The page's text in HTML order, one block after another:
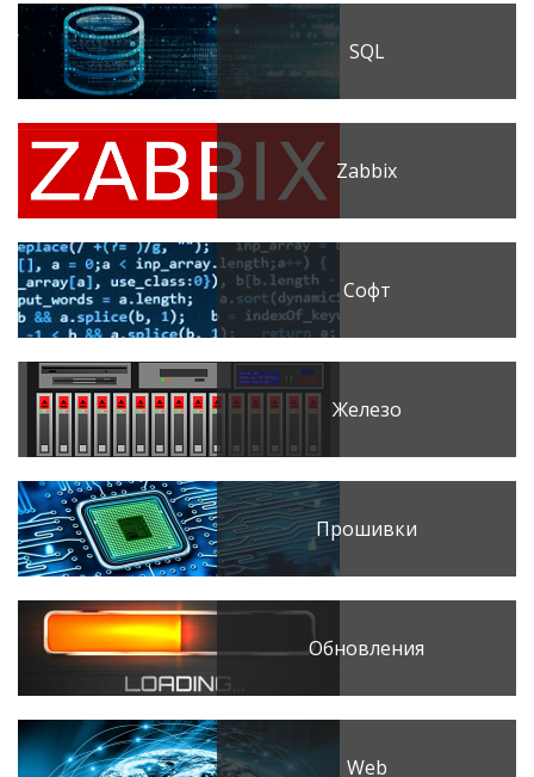
SQL
Zabbix
Софт
Железо
Прошивки
Обновления
Web